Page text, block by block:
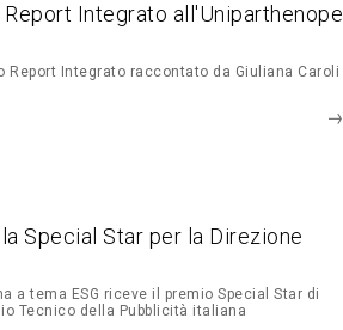
Integrato all'Uniparthenope
Report Integrato raccontato da Giuliana Caroli
Special Star per la Direzione
a tema ESG riceve il premio Special Star di
Tecnico della Pubblicità italiana